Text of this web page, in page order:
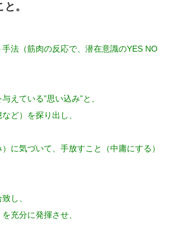
。
法（筋肉の反応で、潜在意識のYES NO
えている”思い込み”と、
ど）を探り出し、
に気づいて、手放すこと（中庸にする）
し、
充分に発揮させ、